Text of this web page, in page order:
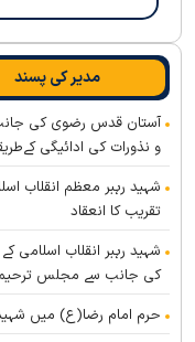
مدیر کی پسند
آستان قدس رضوی کی جانب
و نذورات کی ادائیگی
شہید رہبر معظم انقلاب
تقریب کا انعقاد
شہید رہبر انقلاب اسلامی
کی جانب سے مجلس ترحیم
حرم امام رضا(ع) میں شہید